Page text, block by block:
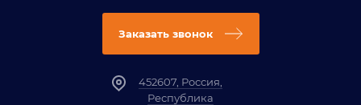
Заказать звонок
452607, Россия,
Республика